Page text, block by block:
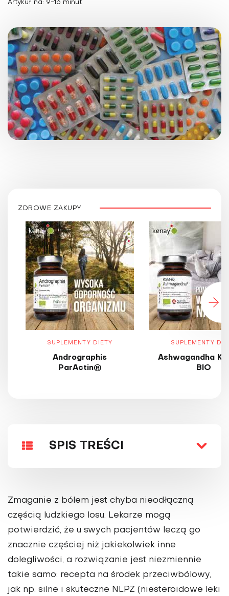
Artykuł na: 9-16 minut
ZDROWE ZAKUPY
SUPLEMENTY DIETY
Andrographis
ParActin®
SUPLEMENTY
Ashwagandha
BIO
SPIS TREŚCI
Zmaganie z bólem jest chyba nieodłączną
częścią ludzkiego losu. Lekarze mogą
potwierdzić, że u swych pacjentów leczą go
znacznie częściej niż jakiekolwiek inne
dolegliwości, a rozwiązanie jest niezmiennie
takie samo: recepta na środek przeciwbólowy,
jak np. silne i skuteczne NLPZ (niesteroidowe leki